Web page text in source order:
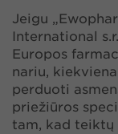
Jeigu
International
Europos
nariu,
perduoti
priežiūros
tam, kad